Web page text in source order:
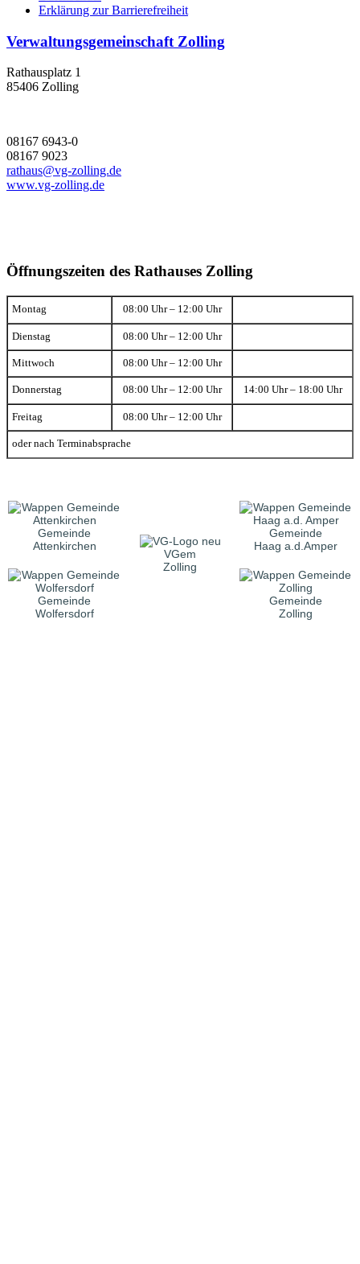
Erklärung zur Barrierefreiheit
Verwaltungsgemeinschaft Zolling
Rathausplatz 1
85406 Zolling
08167 6943-0
08167 9023
rathaus@vg-zolling.de
www.vg-zolling.de
Öffnungszeiten des Rathauses Zolling
Montag 08:00 Uhr – 12:00 Uhr
Dienstag 08:00 Uhr – 12:00 Uhr
Mittwoch 08:00 Uhr – 12:00 Uhr
Donnerstag 08:00 Uhr – 12:00 Uhr 14:00 Uhr – 18:00 Uhr
Freitag 08:00 Uhr – 12:00 Uhr
oder nach Terminabsprache
Gemeinde
Attenkirchen
VGem
Zolling
Gemeinde
Haag a.d.Amper
Gemeinde
Wolfersdorf
Gemeinde
Zolling